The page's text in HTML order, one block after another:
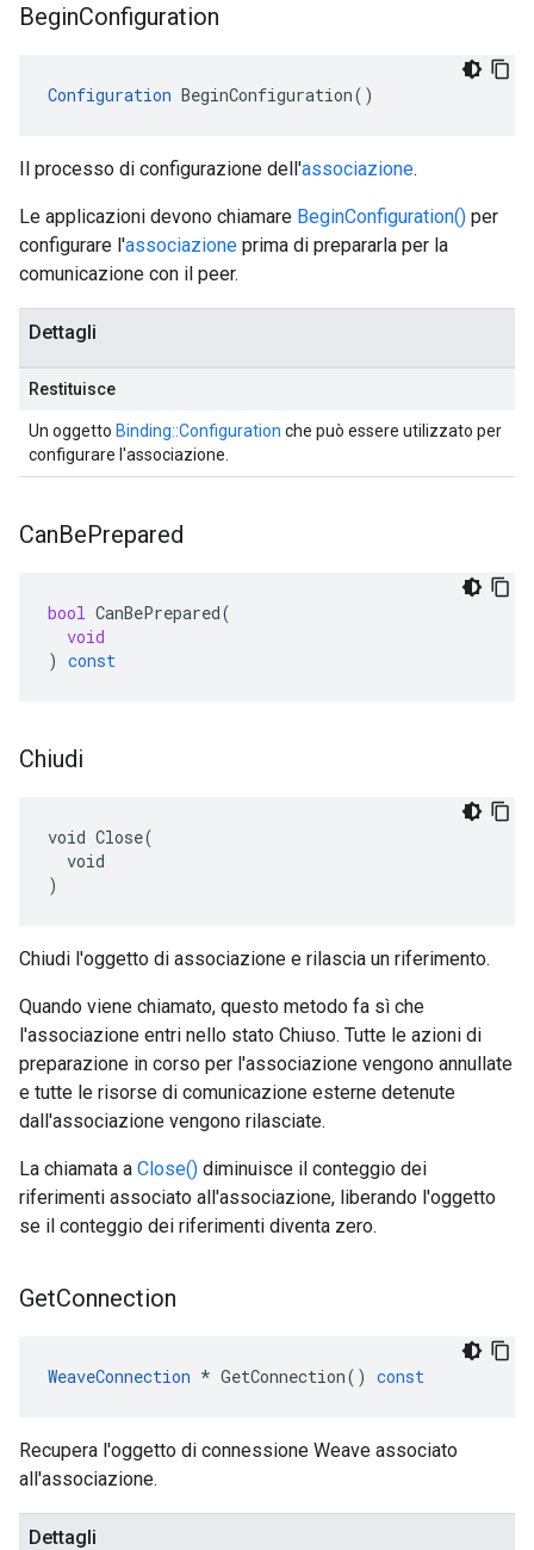
BeginConfiguration
Configuration BeginConfiguration()
Il processo di configurazione dell'associazione.
Le applicazioni devono chiamare BeginConfiguration() per
configurare l'associazione prima di prepararla per la
comunicazione con il peer.
Dettagli
Restituisce
Un oggetto Binding::Configuration che può essere utilizzato per
configurare l'associazione.
CanBePrepared
bool CanBePrepared(
void
) const
Chiudi
void Close(
  void
)
Chiudi l'oggetto di associazione e rilascia un riferimento.
Quando viene chiamato, questo metodo fa sì che
l'associazione entri nello stato Chiuso. Tutte le azioni di
preparazione in corso per l'associazione vengono annullate
e tutte le risorse di comunicazione esterne detenute
dall'associazione vengono rilasciate.
La chiamata a Close() diminuisce il conteggio dei
riferimenti associato all'associazione, liberando l'oggetto
se il conteggio dei riferimenti diventa zero.
GetConnection
WeaveConnection * GetConnection() const
Recupera l'oggetto di connessione Weave associato
all'associazione.
Dettagli